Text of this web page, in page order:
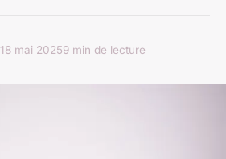
18 mai 20259 min de lecture